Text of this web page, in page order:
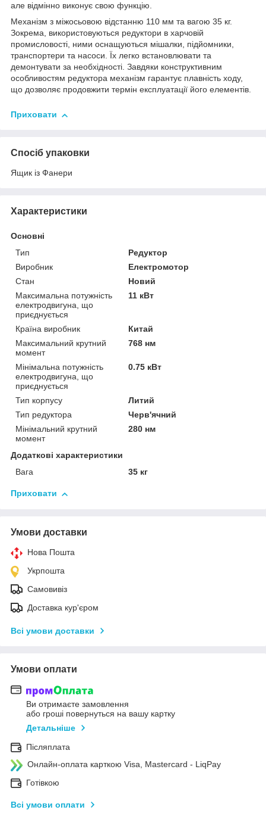
але відмінно виконує свою функцію.
Механізм з міжосьовою відстанню 110 мм та вагою 35 кг.
Зокрема, використовуються редуктори в харчовій
промисловості, ними оснащуються мішалки, підйомники,
транспортери та насоси. Їх легко встановлювати та
демонтувати за необхідності. Завдяки конструктивним
особливостям редуктора механізм гарантує плавність ходу,
що дозволяє продовжити термін експлуатації його елементів.
Приховати
Спосіб упаковки
Ящик із Фанери
Характеристики
Основні
Тип
Редуктор
Виробник
Електромотор
Стан
Новий
Максимальна потужність
електродвигуна, що
приєднується
11 кВт
Країна виробник
Китай
Максимальний крутний
момент
768 нм
Мінімальна потужність
електродвигуна, що
приєднується
0.75 кВт
Тип корпусу
Литий
Тип редуктора
Черв'ячний
Мінімальний крутний
момент
280 нм
Додаткові характеристики
Вага
35 кг
Приховати
Умови доставки
Нова Пошта
Укрпошта
Самовивіз
Доставка кур'єром
Всі умови доставки
Умови оплати
Ви отримаєте замовлення
або гроші повернуться на вашу картку
Детальніше
Післяплата
Онлайн-оплата карткою Visa, Mastercard - LiqPay
Готівкою
Всі умови оплати